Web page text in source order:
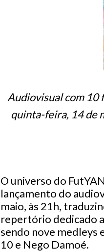
Audiovisual com 10
quinta-feira, 14 de
O universo do
lançamento do
maio, às 21h,
repertório dedicado
sendo nove medleys
10 e Nego Damoé.